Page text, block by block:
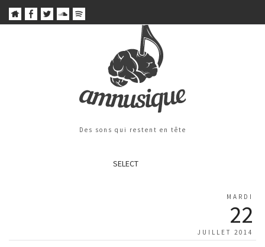
Des sons qui restent en tête
SELECT
MARDI
22
JUILLET 2014